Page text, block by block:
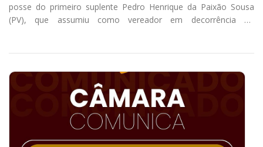
posse do primeiro suplente Pedro Henrique da Paixão Sousa
(PV), que assumiu como vereador em decorrência do